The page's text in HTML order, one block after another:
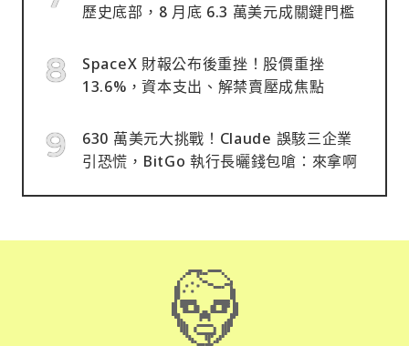
歷史底部，8 月底 6.3 萬美元成關鍵門檻
SpaceX 財報公布後重挫！股價重挫
13.6%，資本支出、解禁賣壓成焦點
630 萬美元大挑戰！Claude 誤駭三企業
引恐慌，BitGo 執行長曬錢包嗆：來拿啊